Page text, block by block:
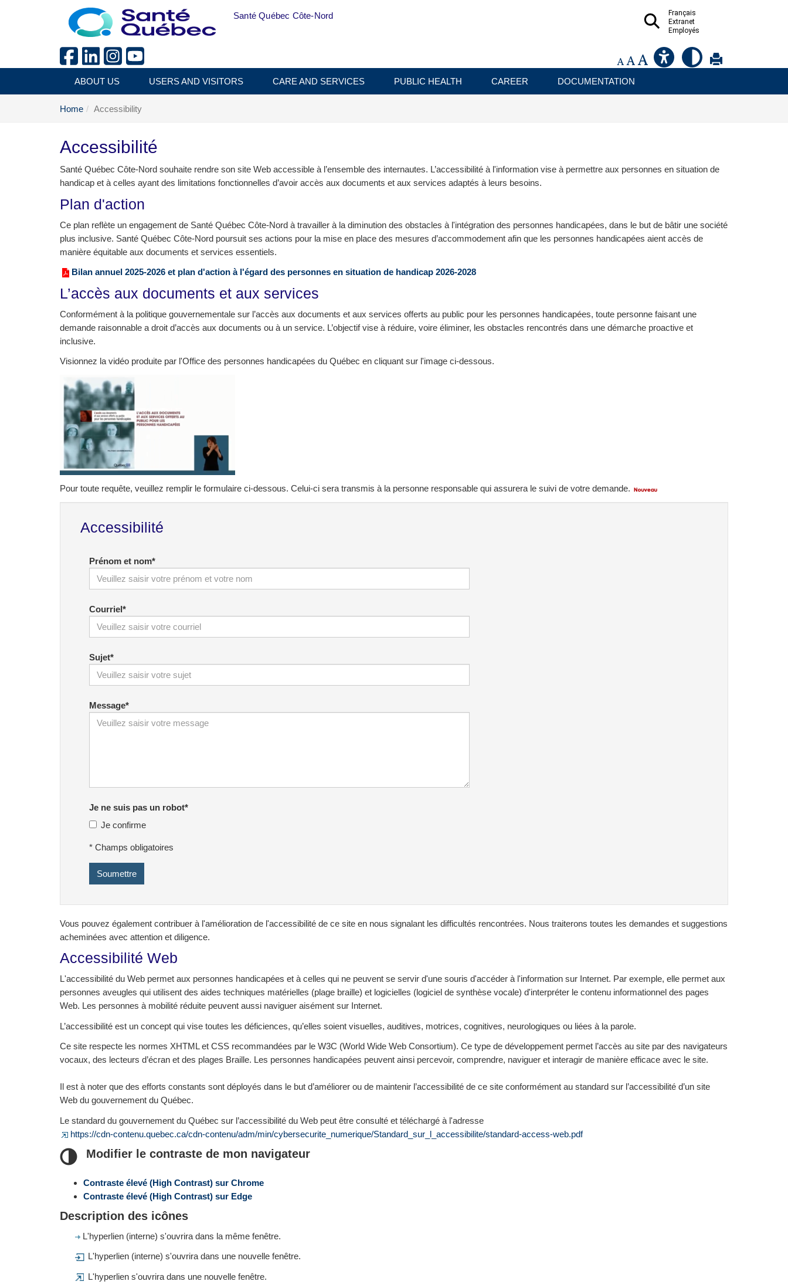
Français
Extranet
Employés
Santé Québec Côte-Nord
ABOUT US USERS AND VISITORS CARE AND SERVICES PUBLIC HEALTH CAREER DOCUMENTATION
Home Accessibility
Accessibilité
Santé Québec Côte-Nord souhaite rendre son site Web accessible à l’ensemble des internautes. L’accessibilité à l'information vise à permettre aux personnes en situation de
handicap et à celles ayant des limitations fonctionnelles d’avoir accès aux documents et aux services adaptés à leurs besoins.
Plan d'action
Ce plan reflète un engagement de Santé Québec Côte-Nord à travailler à la diminution des obstacles à l'intégration des personnes handicapées, dans le but de bâtir une société
plus inclusive. Santé Québec Côte-Nord poursuit ses actions pour la mise en place des mesures d’accommodement afin que les personnes handicapées aient accès de
manière équitable aux documents et services essentiels.
Bilan annuel 2025-2026 et plan d'action à l'égard des personnes en situation de handicap 2026-2028
L’accès aux documents et aux services
Conformément à la politique gouvernementale sur l’accès aux documents et aux services offerts au public pour les personnes handicapées, toute personne faisant une
demande raisonnable a droit d’accès aux documents ou à un service. L’objectif vise à réduire, voire éliminer, les obstacles rencontrés dans une démarche proactive et
inclusive.
Visionnez la vidéo produite par l'Office des personnes handicapées du Québec en cliquant sur l'image ci-dessous.
Pour toute requête, veuillez remplir le formulaire ci-dessous. Celui-ci sera transmis à la personne responsable qui assurera le suivi de votre demande.
Accessibilité
Prénom et nom*
Courriel*
Sujet*
Message*
Je ne suis pas un robot*
Je confirme
* Champs obligatoires
Vous pouvez également contribuer à l'amélioration de l'accessibilité de ce site en nous signalant les difficultés rencontrées. Nous traiterons toutes les demandes et suggestions
acheminées avec attention et diligence.
Accessibilité Web
L'accessibilité du Web permet aux personnes handicapées et à celles qui ne peuvent se servir d'une souris d'accéder à l'information sur Internet. Par exemple, elle permet aux
personnes aveugles qui utilisent des aides techniques matérielles (plage braille) et logicielles (logiciel de synthèse vocale) d'interpréter le contenu informationnel des pages
Web. Les personnes à mobilité réduite peuvent aussi naviguer aisément sur Internet.
L’accessibilité est un concept qui vise toutes les déficiences, qu’elles soient visuelles, auditives, motrices, cognitives, neurologiques ou liées à la parole.
Ce site respecte les normes XHTML et CSS recommandées par le W3C (World Wide Web Consortium). Ce type de développement permet l’accès au site par des navigateurs
vocaux, des lecteurs d’écran et des plages Braille. Les personnes handicapées peuvent ainsi percevoir, comprendre, naviguer et interagir de manière efficace avec le site.
Il est à noter que des efforts constants sont déployés dans le but d’améliorer ou de maintenir l’accessibilité de ce site conformément au standard sur l’accessibilité d’un site
Web du gouvernement du Québec.
Le standard du gouvernement du Québec sur l’accessibilité du Web peut être consulté et téléchargé à l'adresse
https://cdn-contenu.quebec.ca/cdn-contenu/adm/min/cybersecurite_numerique/Standard_sur_l_accessibilite/standard-access-web.pdf
Modifier le contraste de mon navigateur
Contraste élevé (High Contrast) sur Chrome
Contraste élevé (High Contrast) sur Edge
Description des icônes
L'hyperlien (interne) s'ouvrira dans la même fenêtre.
L'hyperlien (interne) s'ouvrira dans une nouvelle fenêtre.
L'hyperlien s'ouvrira dans une nouvelle fenêtre.